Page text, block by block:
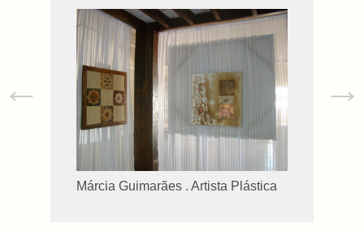
Márcia Guimarães . Artista Plástica
← →